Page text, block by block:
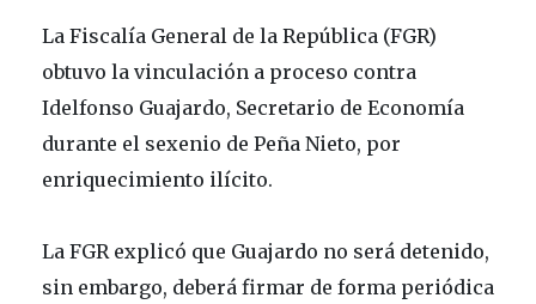
La Fiscalía General de la República (FGR)
obtuvo la vinculación a proceso contra
Idelfonso Guajardo, Secretario de Economía
durante el sexenio de Peña Nieto, por
enriquecimiento ilícito.
La FGR explicó que Guajardo no será detenido,
sin embargo, deberá firmar de forma periódica